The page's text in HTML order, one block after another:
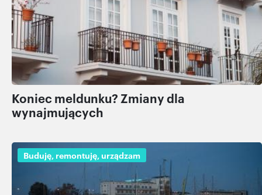
Koniec meldunku? Zmiany dla
wynajmujących
Buduję, remontuję, urządzam